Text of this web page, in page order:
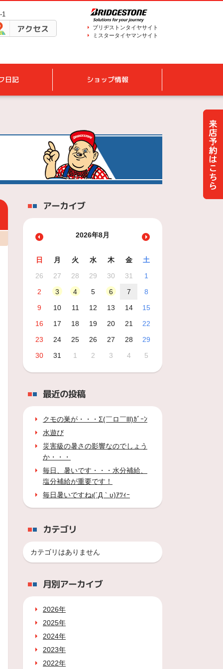
1
アクセス
ブリヂストンタイヤサイト
ミスタータイヤマンサイト
日記 ショップ情報
アーカイブ
2026年8月
日 月 火 水 木 金
土
26
27 28 29 30 31
1
2
3 4 5 6 7
8
9
10 11 12 13 14
15
16
17 18 19 20 21
22
23
24 25 26 27 28
29
30
31 1 2 3 4 5
最近の投稿
クモの巣が・・・Σ(￣ロ￣lll)ｶﾞｰﾝ
水遊び
災害級の暑さの影響なのでしょう
か・・・
毎日、暑いです・・・水分補給、
塩分補給が重要です！
毎日暑いですねι(´Д｀υ)ｱﾂｨｰ
カテゴリ
カテゴリはありません
月別アーカイブ
2026年
2025年
2024年
2023年
2022年